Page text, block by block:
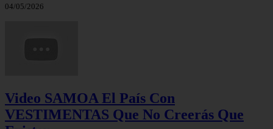
04/05/2026
Video SAMOA El País Con
VESTIMENTAS Que No Creerás Que